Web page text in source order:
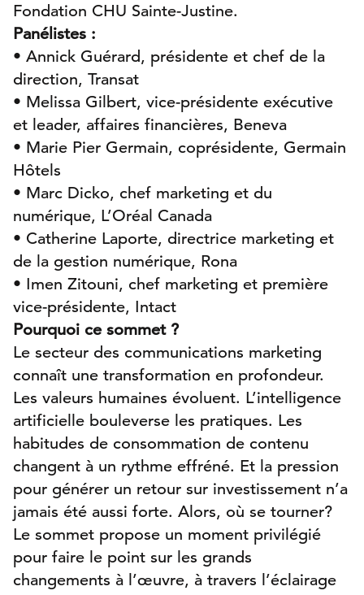
Fondation CHU Sainte-Justine.
Panélistes :
• Annick Guérard, présidente et chef de la
direction, Transat
• Melissa Gilbert, vice-présidente exécutive
et leader, affaires financières, Beneva
• Marie Pier Germain, coprésidente, Germain
Hôtels
• Marc Dicko, chef marketing et du
numérique, L’Oréal Canada
• Catherine Laporte, directrice marketing et
de la gestion numérique, Rona
• Imen Zitouni, chef marketing et première
vice-présidente, Intact
Pourquoi ce sommet ?
Le secteur des communications marketing
connaît une transformation en profondeur.
Les valeurs humaines évoluent. L’intelligence
artificielle bouleverse les pratiques. Les
habitudes de consommation de contenu
changent à un rythme effréné. Et la pression
pour générer un retour sur investissement n’a
jamais été aussi forte. Alors, où se tourner?
Le sommet propose un moment privilégié
pour faire le point sur les grands
changements à l’œuvre, à travers l’éclairage